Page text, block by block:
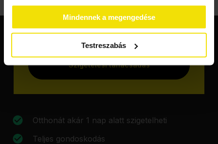
Mindennek a megengedése
Testreszabás
Szigetelési tanácsadás
Kollégánk díjmentesen felkeresi önt!
Szigetelési tanácsadás
Otthonát akár 1 nap alatt szigetelheti
Teljes gondoskodás